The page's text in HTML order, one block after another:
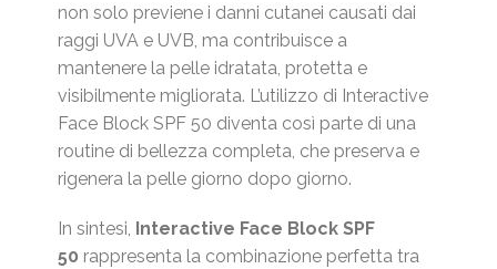
non solo previene i danni cutanei causati dai
raggi UVA e UVB, ma contribuisce a
mantenere la pelle idratata, protetta e
visibilmente migliorata. L’utilizzo di Interactive
Face Block SPF 50 diventa così parte di una
routine di bellezza completa, che preserva e
rigenera la pelle giorno dopo giorno.
In sintesi, Interactive Face Block SPF
50 rappresenta la combinazione perfetta tra